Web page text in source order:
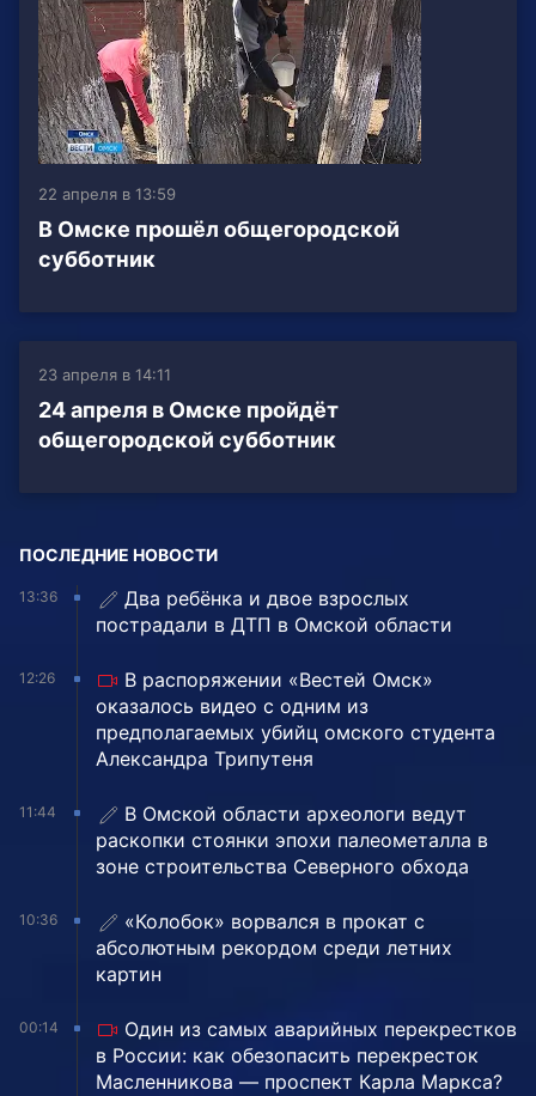
22 апреля в 13:59
В Омске прошёл общегородской
субботник
23 апреля в 14:11
24 апреля в Омске пройдёт
общегородской субботник
ПОСЛЕДНИЕ НОВОСТИ
13:36
Два ребёнка и двое взрослых
пострадали в ДТП в Омской области
12:26
В распоряжении «Вестей Омск»
оказалось видео с одним из
предполагаемых убийц омского студента
Александра Трипутеня
11:44
В Омской области археологи ведут
раскопки стоянки эпохи палеометалла в
зоне строительства Северного обхода
10:36
«Колобок» ворвался в прокат с
абсолютным рекордом среди летних
картин
00:14
Один из самых аварийных перекрестков
в России: как обезопасить перекресток
Масленникова — проспект Карла Маркса?